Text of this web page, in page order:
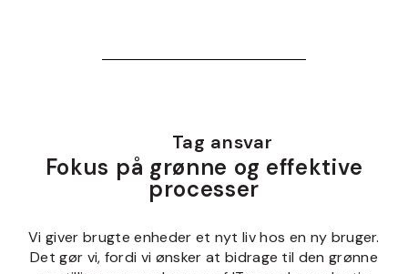
Tag ansvar
Fokus på grønne og effektive
processer
Vi giver brugte enheder et nyt liv hos en ny bruger.
Det gør vi, fordi vi ønsker at bidrage til den grønne